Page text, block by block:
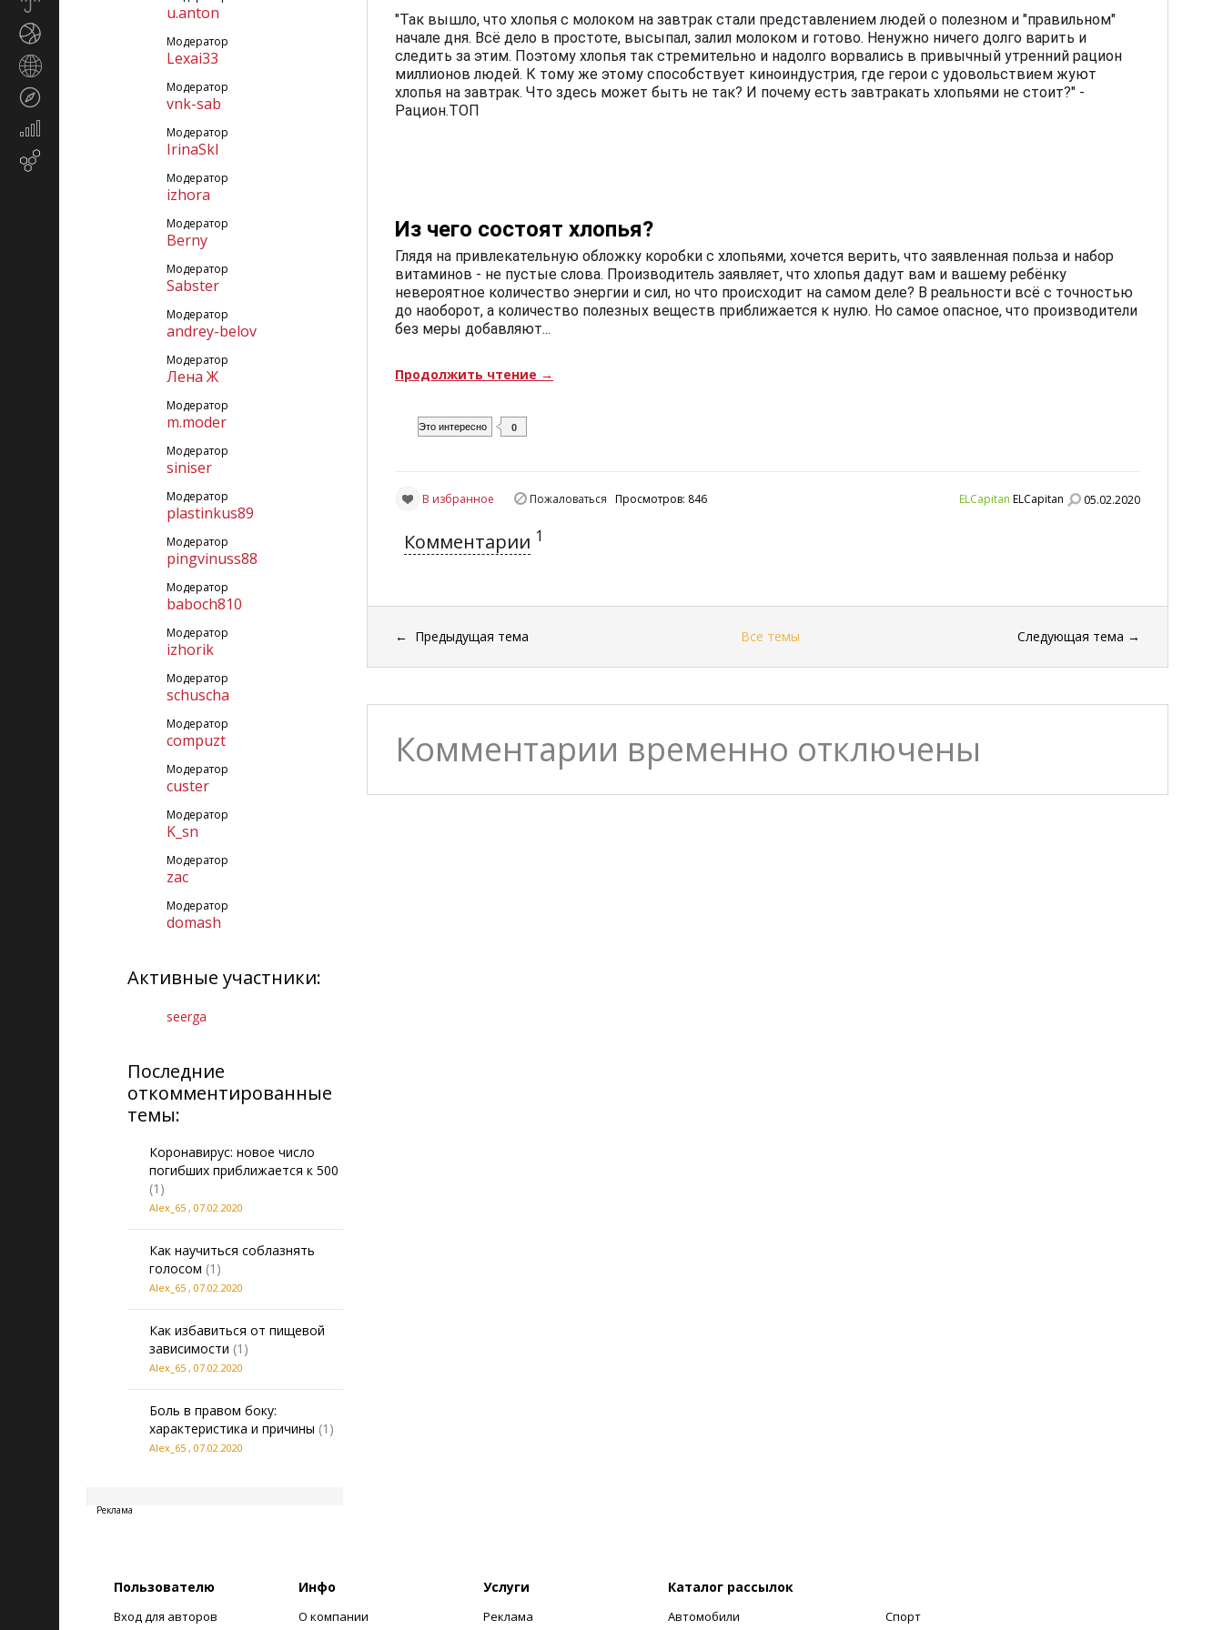
u.anton
Модератор
Lexai33
Модератор
vnk-sab
Модератор
IrinaSkl
Модератор
izhora
Модератор
Berny
Модератор
Sabster
Модератор
andrey-belov
Модератор
Лена Ж
Модератор
m.moder
Модератор
siniser
Модератор
plastinkus89
Модератор
pingvinuss88
Модератор
baboch810
Модератор
izhorik
Модератор
schuscha
Модератор
compuzt
Модератор
custer
Модератор
K_sn
Модератор
zac
Модератор
domash
Активные участники:
seerga
Последние
откомментированные
темы:
Коронавирус: новое число
погибших приближается к 500
(1)
Alex_65 , 07.02.2020
Как научиться соблазнять
голосом (1)
Alex_65 , 07.02.2020
Как избавиться от пищевой
зависимости (1)
Alex_65 , 07.02.2020
Боль в правом боку:
характеристика и причины (1)
Alex_65 , 07.02.2020
Реклама
"Так вышло, что хлопья с молоком на завтрак стали представлением людей о полезном и "правильном"
начале дня. Всё дело в простоте, высыпал, залил молоком и готово. Ненужно ничего долго варить и
следить за этим. Поэтому хлопья так стремительно и надолго ворвались в привычный утренний рацион
миллионов людей. К тому же этому способствует киноиндустрия, где герои с удовольствием жуют
хлопья на завтрак. Что здесь может быть не так? И почему есть завтракать хлопьями не стоит?" -
Рацион.ТОП
Из чего состоят хлопья?
Глядя на привлекательную обложку коробки с хлопьями, хочется верить, что заявленная польза и набор
витаминов - не пустые слова. Производитель заявляет, что хлопья дадут вам и вашему ребёнку
невероятное количество энергии и сил, но что происходит на самом деле? В реальности всё с точностью
до наоборот, а количество полезных веществ приближается к нулю. Но самое опасное, что производители
без меры добавляют...
Продолжить чтение →
Это интересно 0
ELCapitan ELCapitan 05.02.2020
В избранное Пожаловаться Просмотров: 846
Комментарии 1
← Предыдущая тема Все темы Следующая тема →
Комментарии временно отключены
Пользователю
Вход для авторов
Инфо
О компании
Услуги
Реклама
Каталог рассылок
Автомобили Спорт